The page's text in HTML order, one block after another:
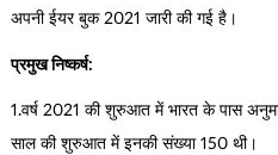
अपनी ईयर बुक 2021 जारी की गई है।
प्रमुख निष्कर्ष:
1.वर्ष 2021 की शुरुआत में भारत के पास
साल की शुरुआत में इनकी संख्या 150 थी।